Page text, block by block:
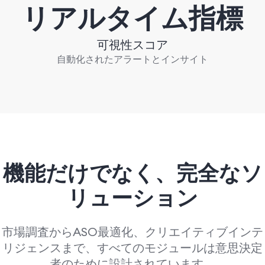
リアルタイム指標
可視性スコア
自動化されたアラートとインサイト
機能だけでなく、 完全なソ
リューション
市場調査からASO最適化、クリエイティブインテ
リジェンスまで、すべてのモジュールは意思決定